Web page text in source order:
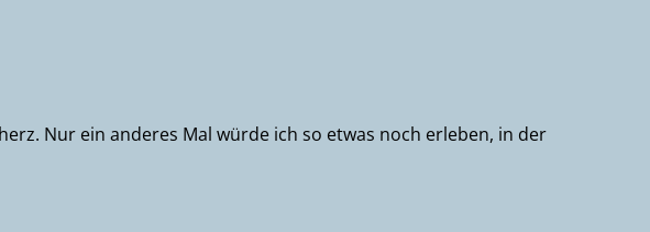
Nur ein anderes Mal würde ich so etwas noch erleben, in der